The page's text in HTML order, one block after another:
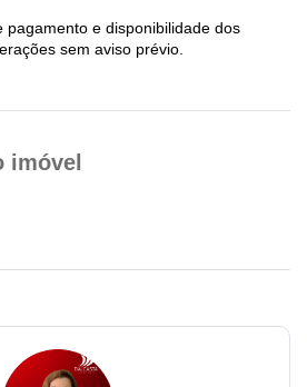
pagamento e disponibilidade dos
sem aviso prévio.